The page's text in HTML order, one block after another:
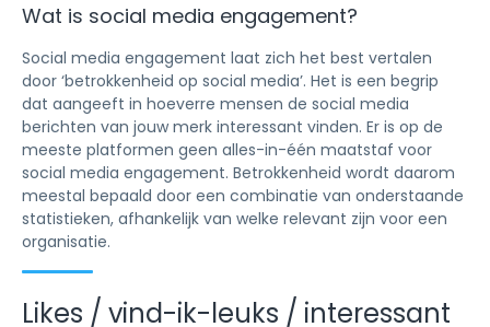
Wat is social media engagement?
Social media engagement laat zich het best vertalen
door ‘betrokkenheid op social media’. Het is een begrip
dat aangeeft in hoeverre mensen de social media
berichten van jouw merk interessant vinden. Er is op de
meeste platformen geen alles-in-één maatstaf voor
social media engagement. Betrokkenheid wordt daarom
meestal bepaald door een combinatie van onderstaande
statistieken, afhankelijk van welke relevant zijn voor een
organisatie.
Likes / vind-ik-leuks / interessant